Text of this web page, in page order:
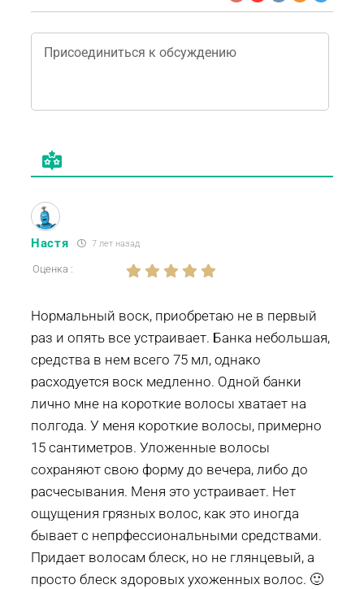
Настя 7 лет назад
Оценка :
Нормальный воск, приобретаю не в первый
раз и опять все устраивает. Банка небольшая,
средства в нем всего 75 мл, однако
расходуется воск медленно. Одной банки
лично мне на короткие волосы хватает на
полгода. У меня короткие волосы, примерно
15 сантиметров. Уложенные волосы
сохраняют свою форму до вечера, либо до
расчесывания. Меня это устраивает. Нет
ощущения грязных волос, как это иногда
бывает с непрфессиональными средствами.
Придает волосам блеск, но не глянцевый, а
просто блеск здоровых ухоженных волос. 🙂